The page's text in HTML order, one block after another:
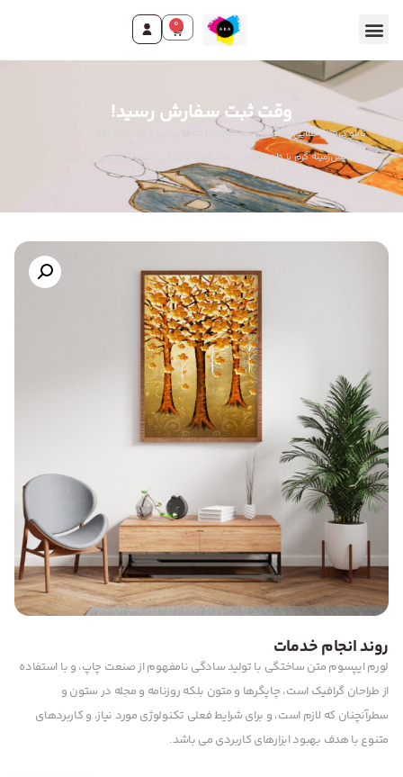
0
وقت ثبت سفارش رسید!
تابلو درختان طلایی شکوفان: سه درخت با تنه‌های تیره و برگ‌های طلایی درخشان، در
پس‌زمینه گرم با طرح اسلیمی. نماد ثروت و زندگی. جلوه‌ای لوکس و طبیعی.
روند انجام خدمات
لورم ایپسوم متن ساختگی با تولید سادگی نامفهوم از صنعت چاپ، و با استفاده
از طراحان گرافیک است، چاپگرها و متون بلکه روزنامه و مجله در ستون و
سطرآنچنان که لازم است، و برای شرایط فعلی تکنولوژی مورد نیاز، و کاربردهای
متنوع با هدف بهبود ابزارهای کاربردی می باشد.